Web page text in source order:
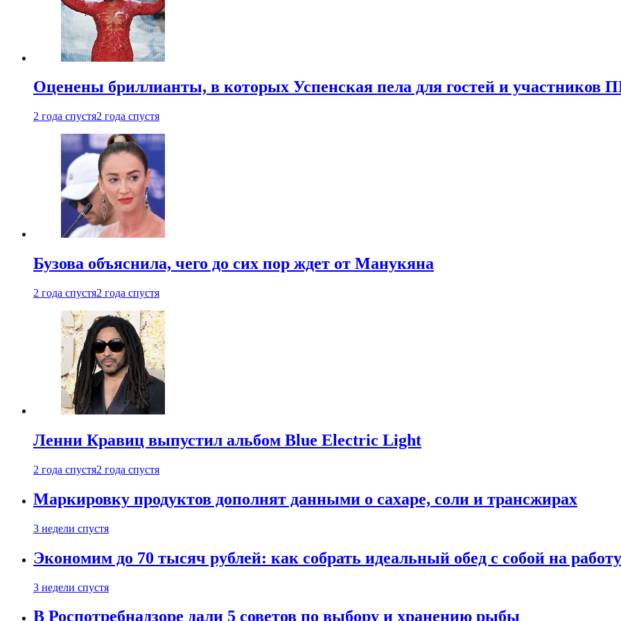
Оценены бриллианты, в которых Успенская пела для гостей и
2 года спустя2 года спустя
Бузова объяснила, чего до сих пор ждет от Манукяна
2 года спустя2 года спустя
Ленни Кравиц выпустил альбом Blue Electric Light
2 года спустя2 года спустя
Маркировку продуктов дополнят данными о сахаре, соли и трансжирах
3 недели спустя
Экономим до 70 тысяч рублей: как собрать идеальный обед с собой на работу
3 недели спустя
В Роспотребнадзоре дали 5 советов по выбору и хранению рыбы